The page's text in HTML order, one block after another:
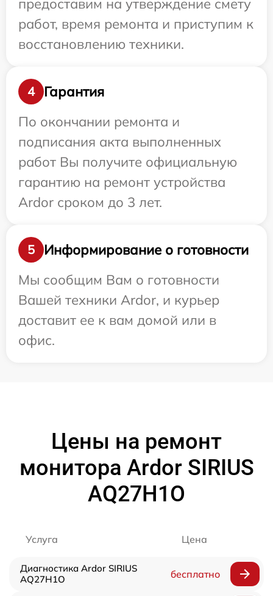
предоставим на утверждение смету
работ, время ремонта и приступим к
восстановлению техники.
4
Гарантия
По окончании ремонта и
подписания акта выполненных
работ Вы получите официальную
гарантию на ремонт устройства
Ardor сроком до 3 лет.
5
Информирование о готовности
Мы сообщим Вам о готовности
Вашей техники Ardor, и курьер
доставит ее к вам домой или в
офис.
Цены на ремонт
монитора Ardor SIRIUS
AQ27H1O
Услуга Цена
Диагностика Ardor SIRIUS
AQ27H1O
бесплатно